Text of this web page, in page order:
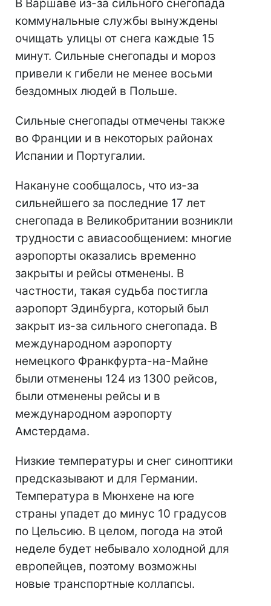
В Варшаве из-за сильного снегопада
коммунальные службы вынуждены
очищать улицы от снега каждые 15
минут. Сильные снегопады и мороз
привели к гибели не менее восьми
бездомных людей в Польше.
Сильные снегопады отмечены также
во Франции и в некоторых районах
Испании и Португалии.
Накануне сообщалось, что из-за
сильнейшего за последние 17 лет
снегопада в Великобритании возникли
трудности с авиасообщением: многие
аэропорты оказались временно
закрыты и рейсы отменены. В
частности, такая судьба постигла
аэропорт Эдинбурга, который был
закрыт из-за сильного снегопада. В
международном аэропорту
немецкого Франкфурта-на-Майне
были отменены 124 из 1300 рейсов,
были отменены рейсы и в
международном аэропорту
Амстердама.
Низкие температуры и снег синоптики
предсказывают и для Германии.
Температура в Мюнхене на юге
страны упадет до минус 10 градусов
по Цельсию. В целом, погода на этой
неделе будет небывало холодной для
европейцев, поэтому возможны
новые транспортные коллапсы.